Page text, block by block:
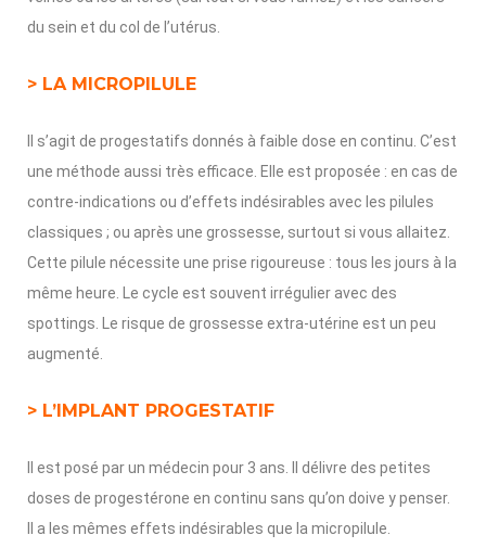
du sein et du col de l’utérus.
> LA MICROPILULE
Il s’agit de progestatifs donnés à faible dose en continu. C’est
une méthode aussi très efficace. Elle est proposée : en cas de
contre-indications ou d’effets indésirables avec les pilules
classiques ; ou après une grossesse, surtout si vous allaitez.
Cette pilule nécessite une prise rigoureuse : tous les jours à la
même heure. Le cycle est souvent irrégulier avec des
spottings. Le risque de grossesse extra-utérine est un peu
augmenté.
> L’IMPLANT PROGESTATIF
Il est posé par un médecin pour 3 ans. Il délivre des petites
doses de progestérone en continu sans qu’on doive y penser.
Il a les mêmes effets indésirables que la micropilule.